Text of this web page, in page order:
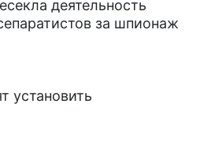
деятельность
за шпионаж
установить